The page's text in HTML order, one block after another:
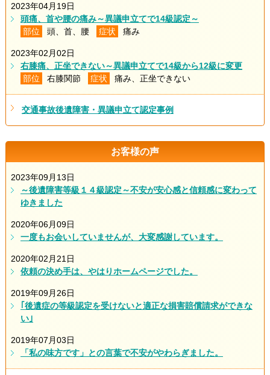
2023年04月19日
頭痛、首や腰の痛み～異議申立てで14級認定～
部位
頭、首、腰 症状 痛み
2023年02月02日
右膝痛、正坐できない～異議申立てで14級から12級に変更
部位
右膝関節 症状 痛み、正坐できない
交通事故後遺障害・異議申立て認定事例
お客様の声
2023年09月13日
～後遺障害等級１４級認定～不安が安心感と信頼感に変わって
ゆきました
2020年06月09日
一度もお会いしていませんが、大変感謝しています。
2020年02月21日
依頼の決め手は、やはりホームページでした。
2019年09月26日
｢後遺症の等級認定を受けないと適正な損害賠償請求ができな
い｣
2019年07月03日
「私の味方です」との言葉で不安がやわらぎました。